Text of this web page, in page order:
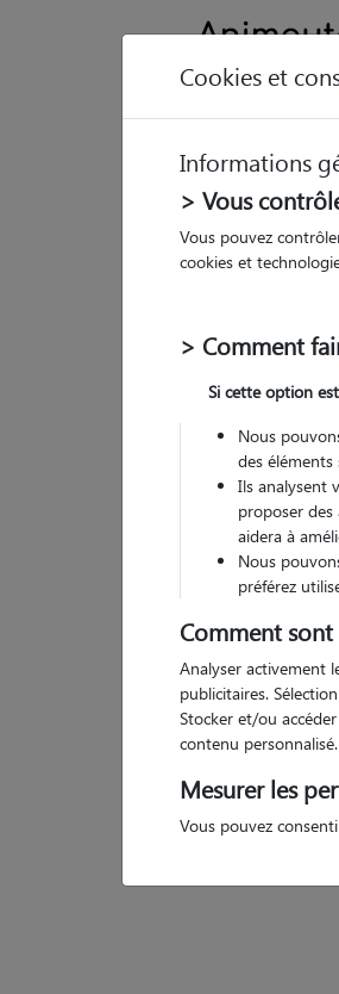
2 avis)
5/5
Cookies et
Informations
> Vous
Vous pouvez
cookies et
> Comment
Si cette option
Nous
des éléments
Ils analysent
proposer
aidera à
Nous
préférez
Comment sont
Analyser activement
publicitaires.
Stocker et/ou
contenu
Mesurer les
Vous pouvez